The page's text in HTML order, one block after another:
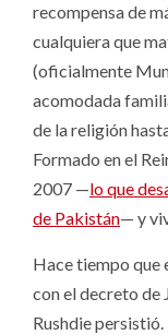
recompensa de
cualquiera que
(oficialmente
acomodada
de la religión
Formado en el
2007 —lo que
de Pakistán— y
Hace tiempo que
con el decreto de
Rushdie